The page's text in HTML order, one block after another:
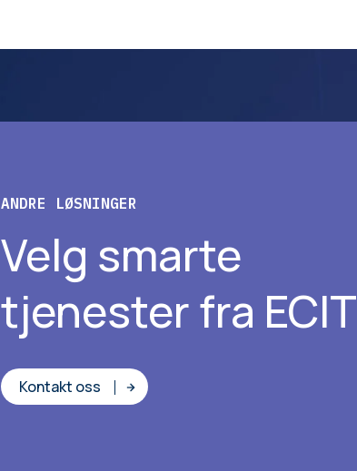
ANDRE LØSNINGER
Velg smarte
tjenester fra ECIT
Kontakt oss